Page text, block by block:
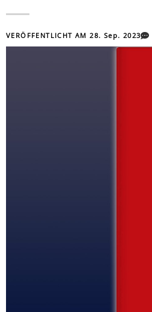
VERÖFFENTLICHT AM28. Sep. 2023